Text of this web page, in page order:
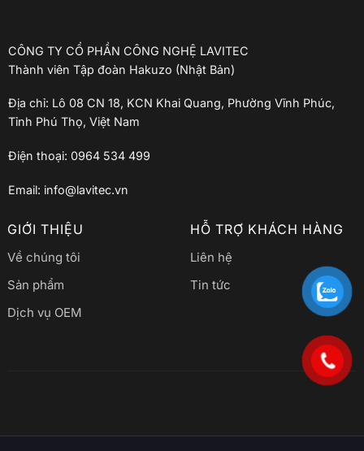
CÔNG TY CỔ PHẦN CÔNG NGHỆ LAVITEC
Thành viên Tập đoàn Hakuzo (Nhật Bản)
Địa chỉ: Lô 08 CN 18, KCN Khai Quang, Phường Vĩnh Phúc,
Tỉnh Phú Thọ, Việt Nam
Điện thoại: 0964 534 499
Email: info@lavitec.vn
GIỚI THIỆU
Về chúng tôi
Sản phẩm
Dịch vụ OEM
HỖ TRỢ KHÁCH HÀNG
Liên hệ
Tin tức